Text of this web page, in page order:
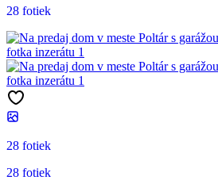
28 fotiek
28 fotiek
28 fotiek